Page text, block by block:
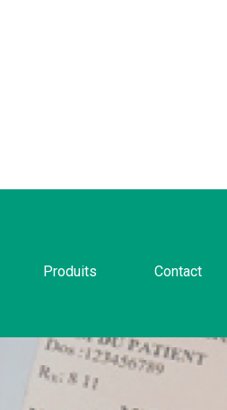
Produits Contact